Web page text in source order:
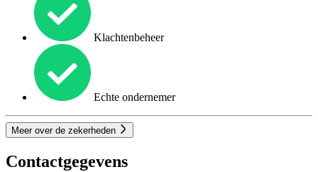
Klachtenbeheer
Echte ondernemer
Meer over de zekerheden
Contactgegevens